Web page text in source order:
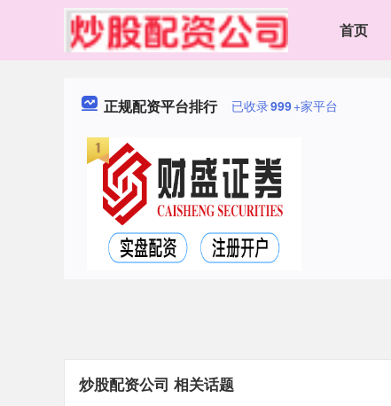
首页
正规配资平台排行 已收录999+家平台
炒股配资公司 相关话题